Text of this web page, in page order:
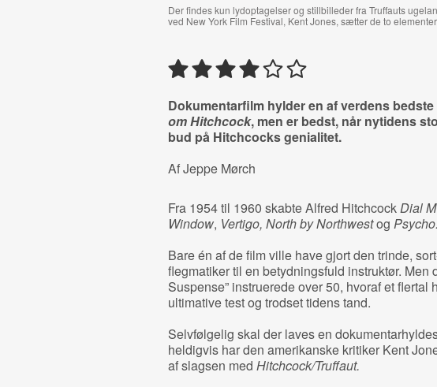
Der findes kun lydoptagelser og stillbilleder fra Truffauts
ved New York Film Festival, Kent Jones, sætter de to
Dokumentarfilm hylder en af verdens
om Hitchcock, men er bedst, når nytidens
bud på Hitchcocks genialitet.
Af Jeppe Mørch
Fra 1954 til 1960 skabte Alfred HitchcockDial
Window, Vertigo, North by Northwestog Psycho.
Bare én af de film ville have gjort den trinde,
flegmatiker til en betydningsfuld instruktør. Men
Suspense” instruerede over 50, hvoraf et flertal
ultimative test og trodset tidens tand.
Selvfølgelig skal der laves en
heldigvis har den amerikanske kritiker Kent
af slagsen med Hitchcock/Truffaut.